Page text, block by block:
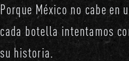
Porque México no cabe en
cada botella intentamos
su historia.